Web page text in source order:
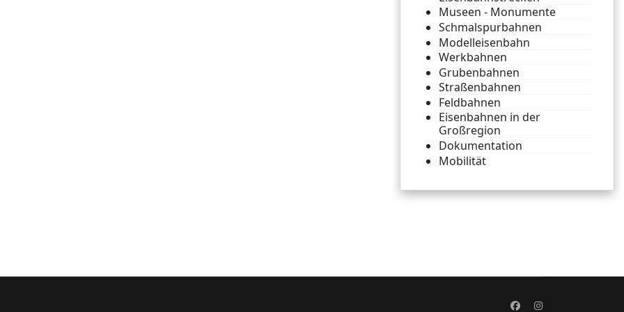
Museen - Monumente
Schmalspurbahnen
Modelleisenbahn
Werkbahnen
Grubenbahnen
Straßenbahnen
Feldbahnen
Eisenbahnen in der
Großregion
Dokumentation
Mobilität